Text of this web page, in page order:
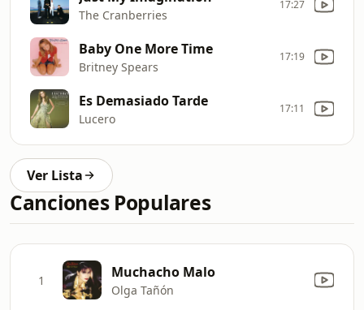
The Cranberries
17:27
Baby One More Time
Britney Spears
17:19
Es Demasiado Tarde
Lucero
17:11
Ver Lista
Canciones Populares
1 Muchacho Malo
Olga Tañón